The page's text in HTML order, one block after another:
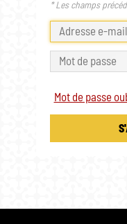
* Les champs
Mot de passe